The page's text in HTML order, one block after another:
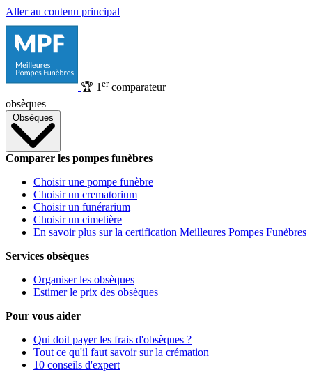
Aller au contenu principal
🏆 1 ercomparateur
obsèques
Obsèques
Comparer les pompes funèbres
Choisir une pompe funèbre
Choisir un crematorium
Choisir un funérarium
Choisir un cimetière
En savoir plus sur la certification Meilleures Pompes Funèbres
Services obsèques
Organiser les obsèques
Estimer le prix des obsèques
Pour vous aider
Qui doit payer les frais d'obsèques ?
Tout ce qu'il faut savoir sur la crémation
10 conseils d'expert